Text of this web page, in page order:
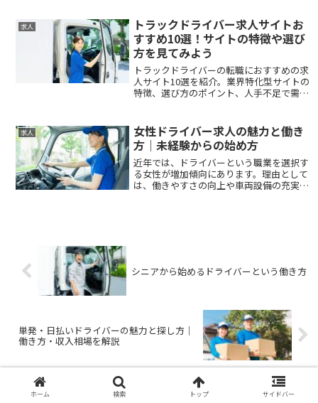
求人
トラックドライバー求人サイトお
すすめ10選！サイトの特徴や選び
方を見てみよう
トラックドライバーの転職におすすめの求
人サイト10選を紹介。業界特化型サイトの
特徴、選び方のポイント、人手不足で需要
求人
女性ドライバー求人の魅力と働き
方｜未経験からの始め方
近年では、ドライバーという職業を選択す
る女性が増加傾向にあります。理由として
は、働きやすさの向上や車両設備の充実、
シニアから始めるドライバーという働き方
単発・日払いドライバーの魅力と探し方｜
働き方・収入相場を解説
ホーム
ホーム 検索 トップ サイドバー